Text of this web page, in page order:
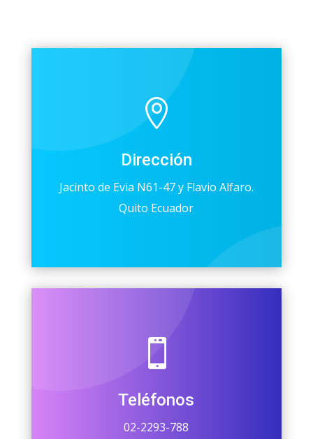

Dirección
Jacinto de Evia N61-47 y Flavio Alfaro.
Quito Ecuador

Teléfonos
02-2293-788